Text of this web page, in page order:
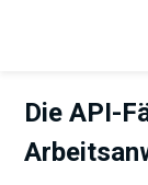
Die API-